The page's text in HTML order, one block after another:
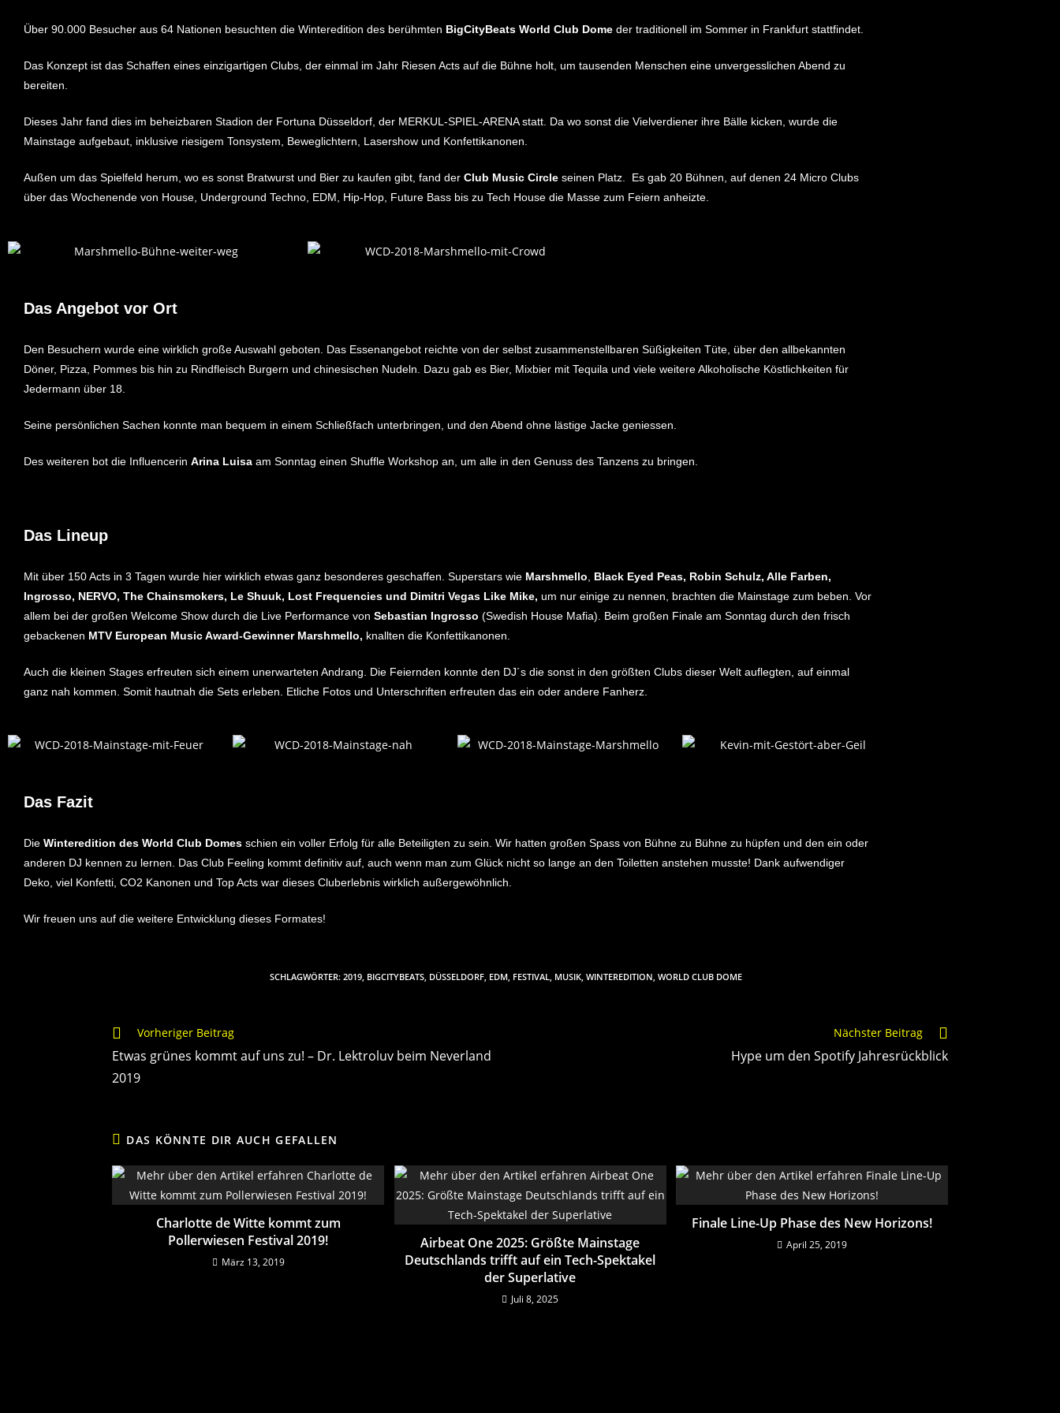
Über 90.000 Besucher aus 64 Nationen besuchten die Winteredition des berühmten BigCityBeats World Club Dome der traditionell im Sommer in Frankfurt stattfindet.
Das Konzept ist das Schaffen eines einzigartigen Clubs, der einmal im Jahr Riesen Acts auf die Bühne holt, um tausenden Menschen eine unvergesslichen Abend zu
bereiten.
Dieses Jahr fand dies im beheizbaren Stadion der Fortuna Düsseldorf, der MERKUL-SPIEL-ARENA statt. Da wo sonst die Vielverdiener ihre Bälle kicken, wurde die
Mainstage aufgebaut, inklusive riesigem Tonsystem, Beweglichtern, Lasershow und Konfettikanonen.
Außen um das Spielfeld herum, wo es sonst Bratwurst und Bier zu kaufen gibt, fand der Club Music Circle seinen Platz. Es gab 20 Bühnen, auf denen 24 Micro Clubs
über das Wochenende von House, Underground Techno, EDM, Hip-Hop, Future Bass bis zu Tech House die Masse zum Feiern anheizte.
Das Angebot vor Ort
Den Besuchern wurde eine wirklich große Auswahl geboten. Das Essenangebot reichte von der selbst zusammenstellbaren Süßigkeiten Tüte, über den allbekannten
Döner, Pizza, Pommes bis hin zu Rindfleisch Burgern und chinesischen Nudeln. Dazu gab es Bier, Mixbier mit Tequila und viele weitere Alkoholische Köstlichkeiten für
Jedermann über 18.
Seine persönlichen Sachen konnte man bequem in einem Schließfach unterbringen, und den Abend ohne lästige Jacke geniessen.
Des weiteren bot die Influencerin Arina Luisa am Sonntag einen Shuffle Workshop an, um alle in den Genuss des Tanzens zu bringen.
Das Lineup
Mit über 150 Acts in 3 Tagen wurde hier wirklich etwas ganz besonderes geschaffen. Superstars wie Marshmello
Black Eyed Peas, Robin Schulz, Alle Farben,
Ingrosso, NERVO, The Chainsmokers, Le Shuuk, Lost Frequencies und Dimitri Vegas Like Mike, um nur einige zu nennen, brachten die Mainstage zum beben. Vor
allem bei der großen Welcome Show durch die Live Performance von Sebastian Ingrosso (Swedish House Mafia). Beim großen Finale am Sonntag durch den frisch
gebackenen MTV European Music Award-Gewinner Marshmello, knallten die Konfettikanonen.
Auch die kleinen Stages erfreuten sich einem unerwarteten Andrang. Die Feiernden konnte den DJ´s die sonst in den größten Clubs dieser Welt auflegten, auf einmal
ganz nah kommen. Somit hautnah die Sets erleben. Etliche Fotos und Unterschriften erfreuten das ein oder andere Fanherz.
Das Fazit
Die Winteredition des World Club Domes schien ein voller Erfolg für alle Beteiligten zu sein. Wir hatten großen Spass von Bühne zu Bühne zu hüpfen und den ein oder
anderen DJ kennen zu lernen. Das Club Feeling kommt definitiv auf, auch wenn man zum Glück nicht so lange an den Toiletten anstehen musste! Dank aufwendiger
Deko, viel Konfetti, CO2 Kanonen und Top Acts war dieses Cluberlebnis wirklich außergewöhnlich.
Wir freuen uns auf die weitere Entwicklung dieses Formates!
SCHLAGWÖRTER: 2019, BIGCITYBEATS, DÜSSELDORF, EDM, FESTIVAL, MUSIK, WINTEREDITION, WORLD CLUB DOME
Vorheriger Beitrag
Etwas grünes kommt auf uns zu! – Dr. Lektroluv beim Neverland
2019
Nächster Beitrag
Hype um den Spotify Jahresrückblick
DAS KÖNNTE DIR AUCH GEFALLEN
Charlotte de Witte kommt zum
Pollerwiesen Festival 2019!
März 13, 2019
Airbeat One 2025: Größte Mainstage
Deutschlands trifft auf ein Tech-Spektakel
der Superlative
Juli 8, 2025
Finale Line-Up Phase des New Horizons!
April 25, 2019